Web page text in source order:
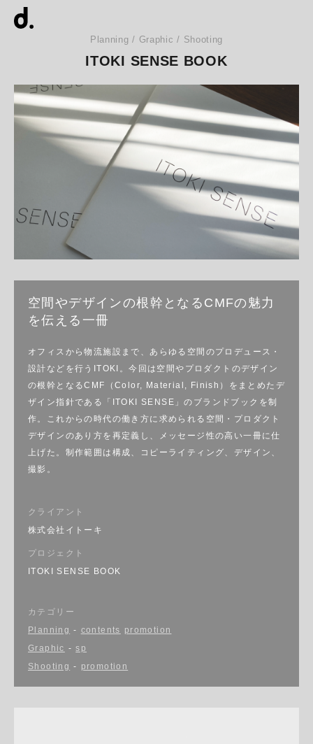
Planning / Graphic / Shooting
ITOKI SENSE BOOK
空間やデザインの根幹となるCMFの魅力
を伝える一冊
オフィスから物流施設まで、あらゆる空間のプロデュース・
設計などを行うITOKI。今回は空間やプロダクトのデザイン
の根幹となるCMF（Color, Material, Finish）をまとめたデ
ザイン指針である「ITOKI SENSE」のブランドブックを制
作。これからの時代の働き方に求められる空間・プロダクト
デザインのあり方を再定義し、メッセージ性の高い一冊に仕
上げた。制作範囲は構成、コピーライティング、デザイン、
撮影。
クライアント
株式会社イトーキ
プロジェクト
ITOKI SENSE BOOK
カテゴリー
Planning - contents promotion
Graphic - sp
Shooting - promotion